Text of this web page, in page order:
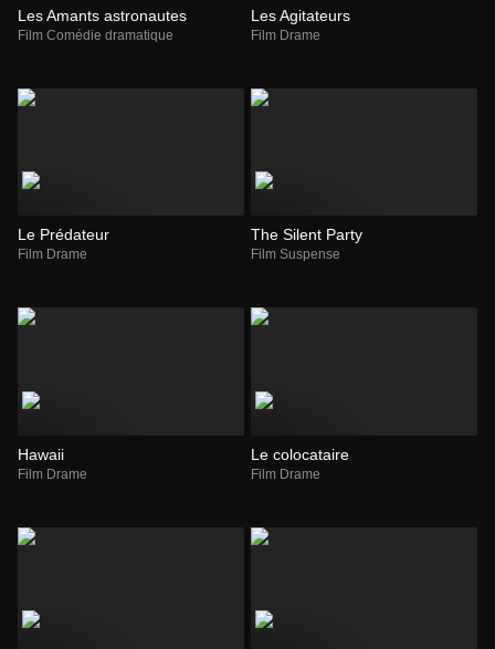
Les Amants astronautes
Film Comédie dramatique
Les Agitateurs
Film Drame
Le Prédateur
Film Drame
The Silent Party
Film Suspense
Hawaii
Film Drame
Le colocataire
Film Drame